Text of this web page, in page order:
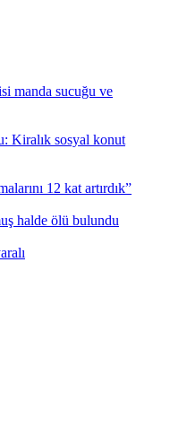
manda sucuğu ve
Kiralık sosyal konut
12 kat artırdık”
halde ölü bulundu